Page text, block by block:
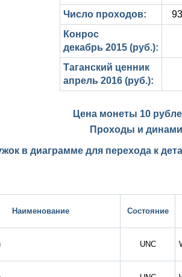
Число проходов:
93
Конрос
декабрь 2015 (руб.):
Таганский ценник
апрель 2016 (руб.):
Цена монеты 10
Проходы и
в диаграмме для перехода к
Наименование Состояние
UNC